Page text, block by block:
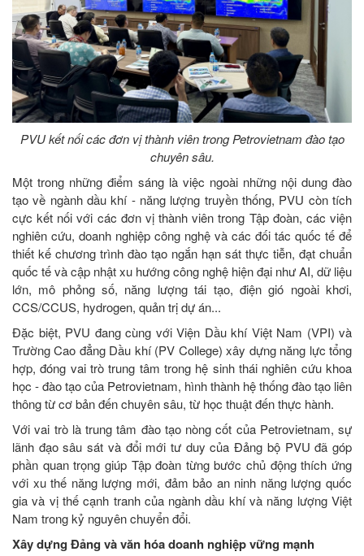
PVU kết nối các đơn vị thành viên trong Petrovietnam đào tạo
chuyên sâu.
Một trong những điểm sáng là việc ngoài những nội dung đào
tạo về ngành dầu khí - năng lượng truyền thống, PVU còn tích
cực kết nối với các đơn vị thành viên trong Tập đoàn, các viện
nghiên cứu, doanh nghiệp công nghệ và các đối tác quốc tế để
thiết kế chương trình đào tạo ngắn hạn sát thực tiễn, đạt chuẩn
quốc tế và cập nhật xu hướng công nghệ hiện đại như AI, dữ liệu
lớn, mô phỏng số, năng lượng tái tạo, điện gió ngoài khơi,
CCS/CCUS, hydrogen, quản trị dự án...
Đặc biệt, PVU đang cùng với Viện Dầu khí Việt Nam (VPI) và
Trường Cao đẳng Dầu khí (PV College) xây dựng năng lực tổng
hợp, đóng vai trò trung tâm trong hệ sinh thái nghiên cứu khoa
học - đào tạo của Petrovietnam, hình thành hệ thống đào tạo liên
thông từ cơ bản đến chuyên sâu, từ học thuật đến thực hành.
Với vai trò là trung tâm đào tạo nòng cốt của Petrovietnam, sự
lãnh đạo sâu sát và đổi mới tư duy của Đảng bộ PVU đã góp
phần quan trọng giúp Tập đoàn từng bước chủ động thích ứng
với xu thế năng lượng mới, đảm bảo an ninh năng lượng quốc
gia và vị thế cạnh tranh của ngành dầu khí và năng lượng Việt
Nam trong kỷ nguyên chuyển đổi.
Xây dựng Đảng và văn hóa doanh nghiệp vững mạnh